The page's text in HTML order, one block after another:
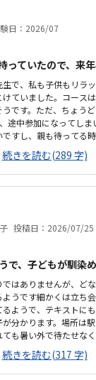
日：2026/07
っていたので、来
で、私も子供もリラ
ていました。コース
です。ただ、ちょう
途中参加になってしま
すし、親も待ってる
すが、清潔感があって
と学んでいました。他
よりもお安かったの
て子供を預けられそ
続きを読む(289 字)
投稿日：2026/07/25
で、子どもが馴染
はありませんが、ど
うです細かくは立ち
ようで、テキストに
分かります。場所は
も暑い外で待たせな
れてる教室ですが、教
して通わされます。他
には小学生の習い事
続きを読む(317 字)